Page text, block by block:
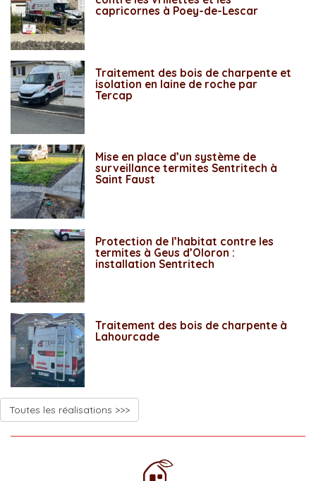
capricornes à Poey-de-Lescar
Traitement des bois de charpente et
isolation en laine de roche par
Tercap
Mise en place d’un système de
surveillance termites Sentritech à
Saint Faust
Protection de l’habitat contre les
termites à Geus d’Oloron :
installation Sentritech
Traitement des bois de charpente à
Lahourcade
Toutes les réalisations >>>